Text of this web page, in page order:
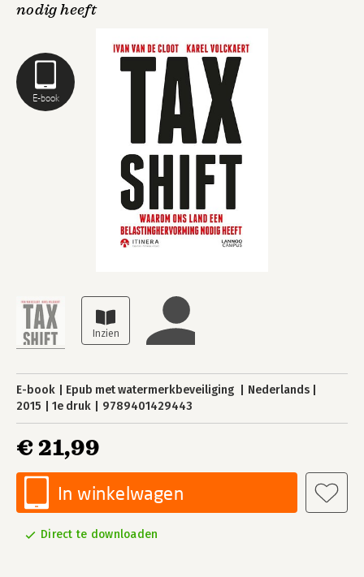
E-book
nodig heeft
E-book Epub met watermerkbeveiliging
Nederlands
2015
1e druk 9789401429443
€ 21,99
In winkelwagen
Direct te downloaden